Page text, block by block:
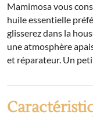
Mamimosa vous
huile essentielle
glisserez dans la
une atmosphère
et réparateur. Un